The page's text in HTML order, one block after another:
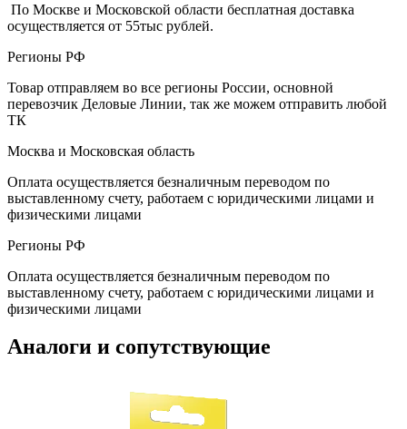
По Москве и Московской области бесплатная доставка
осуществляется от 55тыс рублей.
Регионы РФ
Товар отправляем во все регионы России, основной
перевозчик Деловые Линии, так же можем отправить любой
ТК
Москва и Московская область
Оплата осуществляется безналичным переводом по
выставленному счету, работаем с юридическими лицами и
физическими лицами
Регионы РФ
Оплата осуществляется безналичным переводом по
выставленному счету, работаем с юридическими лицами и
физическими лицами
Аналоги и сопутствующие